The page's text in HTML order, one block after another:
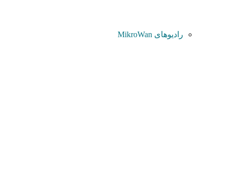
رادیوهای MikroWan